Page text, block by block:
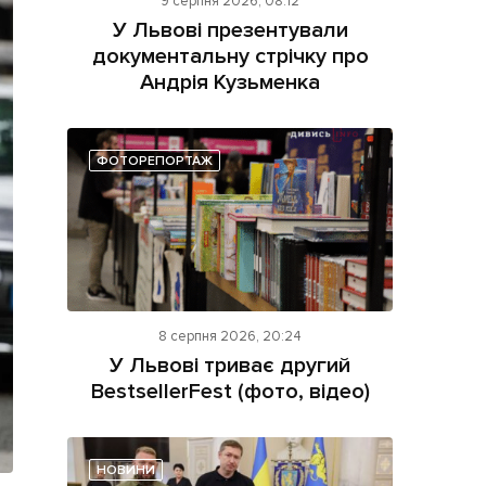
на сайті
У Львові презентували
документальну стрічку про
Андрія Кузьменка
ФОТОРЕПОРТАЖ
8 серпня 2026, 20:24
У Львові триває другий
BestsellerFest (фото, відео)
НОВИНИ